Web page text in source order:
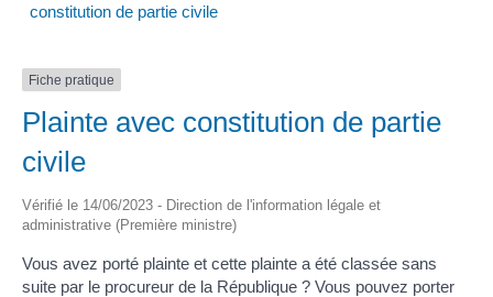
constitution de partie civile
Fiche pratique
Plainte avec constitution de partie
civile
Vérifié le 14/06/2023 - Direction de l'information légale et
administrative (Première ministre)
Vous avez porté plainte et cette plainte a été classée sans
suite par le procureur de la République ? Vous pouvez porter